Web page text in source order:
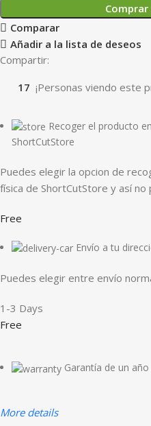
Comparar
Añadir a la lista de deseos
Compartir:
17 ¡Personas viendo este
Recoger el producto
ShortCutStore
Puedes elegir la opcion de
física de ShortCutStore y así no
Free
Envío a tu
Puedes elegir entre envío
1-3 Days
Free
Garantía de un año
More details